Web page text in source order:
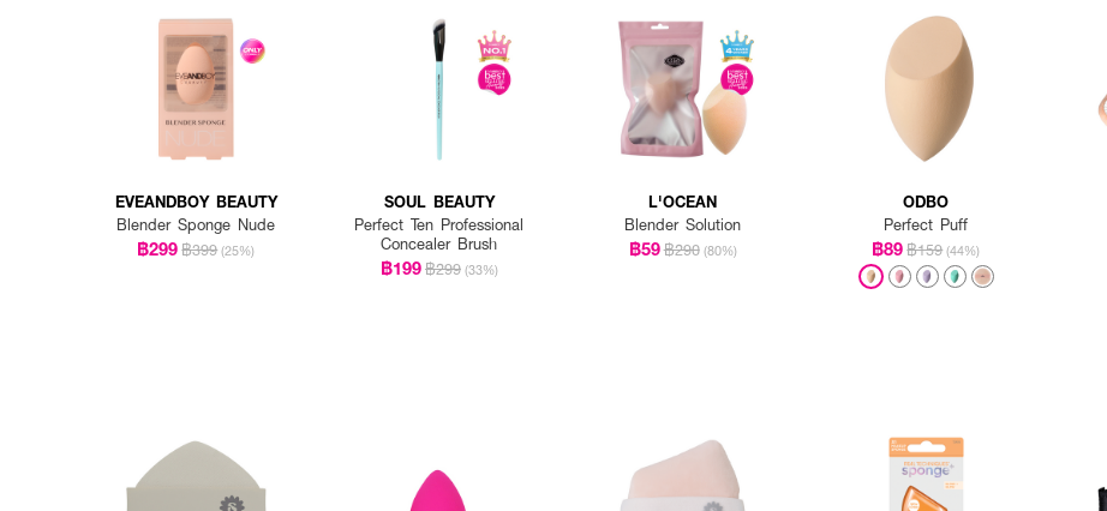
EVEANDBOY BEAUTY
Blender Sponge Nude
฿299฿399 (25%)
SOUL BEAUTY
Perfect Ten Professional
Concealer Brush
฿199฿299 (33%)
L'OCEAN
Blender Solution
฿59฿290 (80%)
ODBO
Perfect Puff
฿89฿159 (44%)